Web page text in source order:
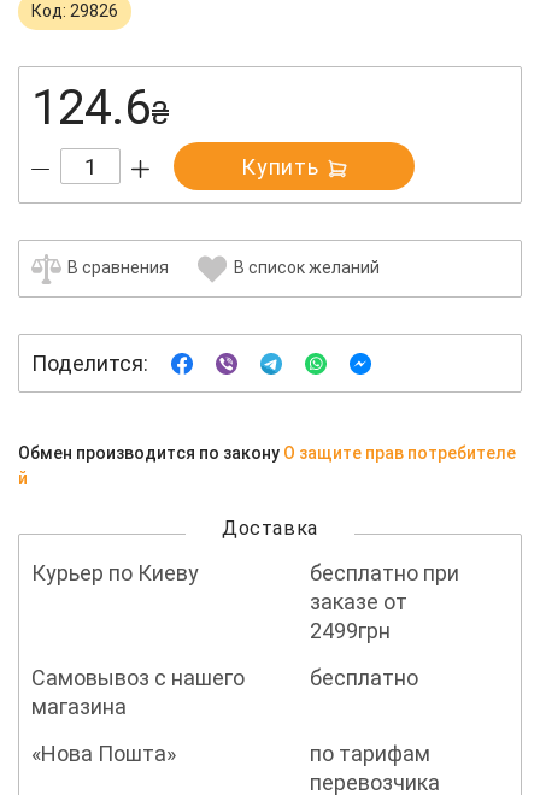
Код: 29826
124.6₴
Купить
В сравнения В список желаний
Поделится:
Обмен производится по закону О защите прав потребителе
й
Доставка
Курьер по Киеву
бесплатно при
заказе от
2499грн
Самовывоз с нашего
магазина
бесплатно
«Нова Пошта»
по тарифам
перевозчика